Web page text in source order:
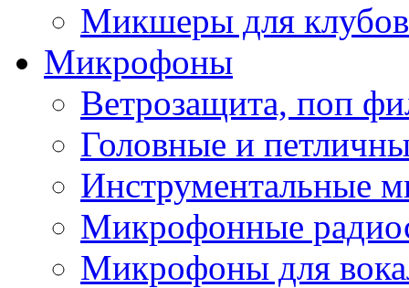
Микшеры для клубов
Микрофоны
Ветрозащита, поп
Головные и
Инструментальные
Микрофонные
Микрофоны для